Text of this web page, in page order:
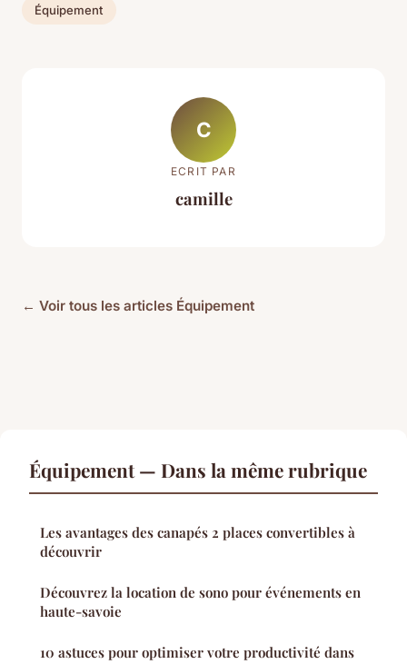
Équipement
C
ECRIT PAR
camille
← Voir tous les articles Équipement
Équipement — Dans la même rubrique
Les avantages des canapés 2 places convertibles à
découvrir
Découvrez la location de sono pour événements en
haute-savoie
10 astuces pour optimiser votre productivité dans